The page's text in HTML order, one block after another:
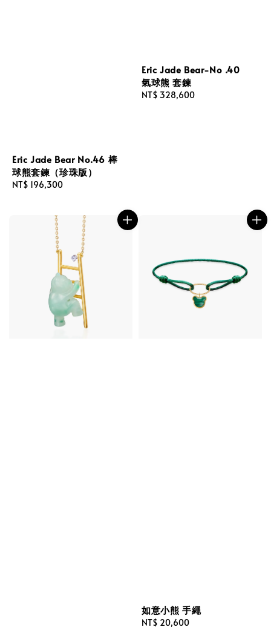
Eric Jade Bear No.46 棒
球熊套鍊（珍珠版）
Regular
NT$ 196,300
Eric Jade Bear-No .40
氣球熊 套鍊
Regular
NT$ 328,600
如意小熊 手繩
Regular
NT$ 20,600